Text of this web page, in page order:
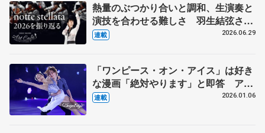
熱量のぶつかり合いと調和、生演奏と
演技を合わせる難しさ 羽生結弦さん
とコラボの東北ユースオーケストラの
連載 2026.06.29
「ワンピース・オン・アイス」は好き
な漫画「絶対やります」と即答 アイ
スショーはお客さんがメイン、純粋に
連載 2026.01.06